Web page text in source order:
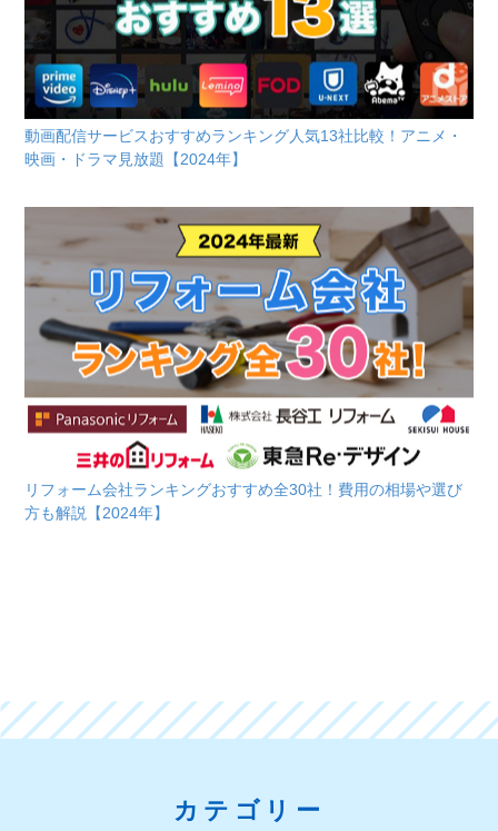
動画配信サービスおすすめランキング人気13社比較！アニメ・
映画・ドラマ見放題【2024年】
リフォーム会社ランキングおすすめ全30社！費用の相場や選び
方も解説【2024年】
カテゴリー